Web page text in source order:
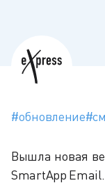
#обновление
Вышла новая
SmartApp Email.